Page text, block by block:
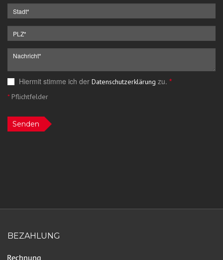
Hiermit stimme ich der Datenschutzerklärung zu. *
*Pflichtfelder
Senden
BEZAHLUNG